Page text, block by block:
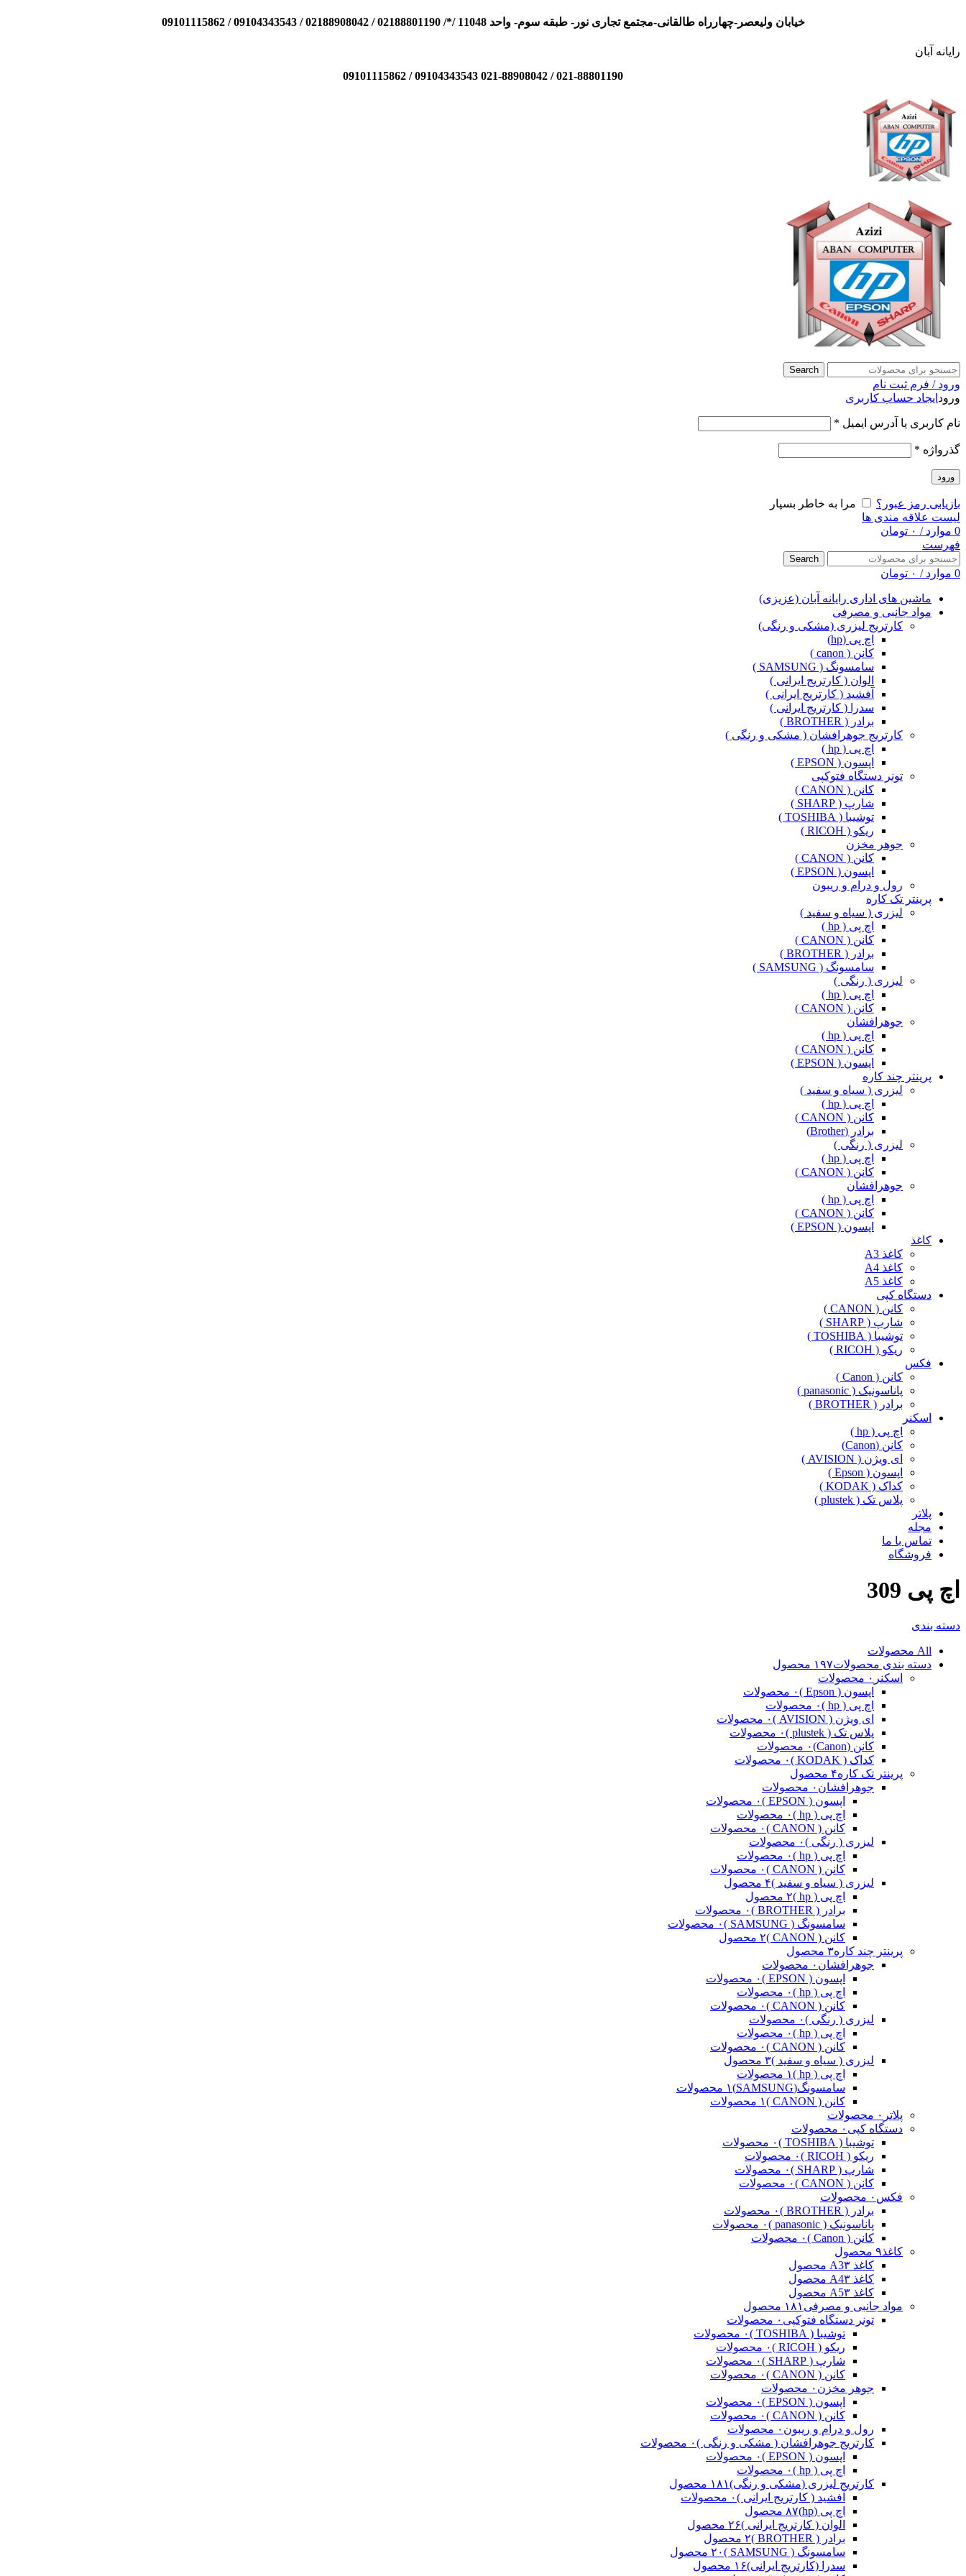
خیابان ولیعصر-چهارراه طالقانی-مجتمع تجاری نور- طبقه سوم- واحد 11048 /*/ 02188801190 / 02188908042 / 09104343543 / 09101115862
رایانه آبان
021-88801190 / 021-88908042 09104343543 / 09101115862
Search
ورود / فرم ثبت نام
ورود ایجاد حساب کاربری
نام کاربری یا آدرس ایمیل *
گذرواژه *
ورود
بازیابی رمز عبور؟
مرا به خاطر بسپار
لیست علاقه مندی ها
0 موارد / ۰ تومان
فهرست
Search
0 موارد / ۰ تومان
ماشین های اداری رایانه آبان (عزیزی)
مواد جانبی و مصرفی
کارتریج لیزری (مشکی و رنگی)
اچ پی (hp)
کانن ( canon )
سامسونگ ( SAMSUNG )
الوان ( کارتریج ایرانی )
آفشید ( کارتریج ایرانی )
سدرا ( کارتریج ایرانی )
برادر ( BROTHER )
کارتریج جوهرافشان ( مشکی و رنگی )
اچ پی ( hp )
اپسون ( EPSON )
تونر دستگاه فتوکپی
کانن ( CANON )
شارپ ( SHARP )
توشیبا ( TOSHIBA )
ریکو ( RICOH )
جوهر مخزن
کانن ( CANON )
اپسون ( EPSON )
رول و درام و ریبون
پرینتر تک کاره
لیزری ( سیاه و سفید )
اچ پی ( hp )
کانن ( CANON )
برادر ( BROTHER )
سامسونگ ( SAMSUNG )
لیزری ( رنگی )
اچ پی ( hp )
کانن ( CANON )
جوهرافشان
اچ پی ( hp )
کانن ( CANON )
اپسون ( EPSON )
پرینتر چند کاره
لیزری ( سیاه و سفید )
اچ پی ( hp )
کانن ( CANON )
برادر (Brother)
لیزری ( رنگی )
اچ پی ( hp )
کانن ( CANON )
جوهرافشان
اچ پی ( hp )
کانن ( CANON )
اپسون ( EPSON )
کاغذ
کاغذ A3
کاغذ A4
کاغذ A5
دستگاه کپی
کانن ( CANON )
شارپ ( SHARP )
توشیبا ( TOSHIBA )
ریکو ( RICOH )
فکس
کانن ( Canon )
پاناسونیک ( panasonic )
برادر ( BROTHER )
اسکنر
اچ پی ( hp )
کانن (Canon)
ای ویژن ( AVISION )
اپسون ( Epson )
کداک ( KODAK )
پلاس تک ( plustek )
پلاتر
مجله
تماس با ما
فروشگاه
اچ پی 309
دسته بندی
All محصولات
دسته بندی محصولات۱۹۷ محصول
اسکنر ۰ محصولات
اپسون ( Epson )
۰ محصولات
اچ پی ( hp )
۰ محصولات
ای ویژن ( AVISION )
۰ محصولات
پلاس تک ( plustek )
۰ محصولات
کانن (Canon)
۰ محصولات
کداک ( KODAK )
۰ محصولات
پرینتر تک کاره۴ محصول
جوهرافشان ۰ محصولات
اپسون ( EPSON )
۰ محصولات
اچ پی ( hp )
۰ محصولات
کانن ( CANON )
۰ محصولات
لیزری ( رنگی )۰ محصولات
اچ پی ( hp )
۰ محصولات
کانن ( CANON )
۰ محصولات
لیزری ( سیاه و سفید )۴ محصول
اچ پی ( hp )
۲ محصول
برادر ( BROTHER )
۰ محصولات
سامسونگ ( SAMSUNG )
۰ محصولات
کانن ( CANON )
۲ محصول
پرینتر چند کاره۳ محصول
جوهرافشان ۰ محصولات
اپسون ( EPSON )
۰ محصولات
اچ پی ( hp )
۰ محصولات
کانن ( CANON )
۰ محصولات
لیزری ( رنگی )۰ محصولات
اچ پی ( hp )
۰ محصولات
کانن ( CANON )
۰ محصولات
لیزری ( سیاه و سفید )۳ محصول
اچ پی ( hp )
۱ محصولات
سامسونگ(SAMSUNG)
۱ محصولات
کانن ( CANON )
۱ محصولات
پلاتر ۰ محصولات
دستگاه کپی ۰ محصولات
توشیبا ( TOSHIBA )
۰ محصولات
ریکو ( RICOH )
۰ محصولات
شارپ ( SHARP )
۰ محصولات
کانن ( CANON )
۰ محصولات
فکس ۰ محصولات
برادر ( BROTHER )
۰ محصولات
پاناسونیک ( panasonic )
۰ محصولات
کانن ( Canon )
۰ محصولات
کاغذ۹ محصول
کاغذ A3 ۳ محصول
کاغذ A4 ۳ محصول
کاغذ A5 ۳ محصول
مواد جانبی و مصرفی ۱۸۱ محصول
تونر دستگاه فتوکپی ۰ محصولات
توشیبا ( TOSHIBA )
۰ محصولات
ریکو ( RICOH )
۰ محصولات
شارپ ( SHARP )
۰ محصولات
کانن ( CANON )
۰ محصولات
جوهر مخزن ۰ محصولات
اپسون ( EPSON )
۰ محصولات
کانن ( CANON )
۰ محصولات
رول و درام و ریبون ۰ محصولات
کارتریج جوهرافشان ( مشکی و رنگی )۰ محصولات
اپسون ( EPSON )
۰ محصولات
اچ پی ( hp )
۰ محصولات
کارتریج لیزری (مشکی و رنگی)۱۸۱ محصول
آفشید ( کارتریج ایرانی )۰ محصولات
اچ پی (hp)
۸۷ محصول
الوان ( کارتریج ایرانی )۲۶ محصول
برادر ( BROTHER )
۲ محصول
سامسونگ ( SAMSUNG )
۲۰ محصول
سدرا (کارتریج ایرانی)۱۶ محصول